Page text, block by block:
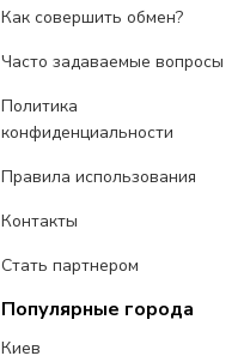
Как совершить обмен?
Часто задаваемые вопросы
Политика
конфиденциальности
Правила использования
Контакты
Стать партнером
Популярные города
Киев